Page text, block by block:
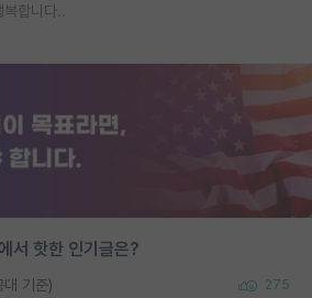
합니다..
서 핫한 인기글은?
대 기준) 275